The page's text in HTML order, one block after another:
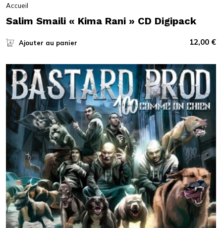
Accueil
Salim Smaili « Kima Rani » CD Digipack
Ajouter au panier 12,00 €